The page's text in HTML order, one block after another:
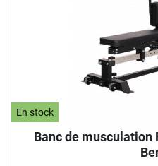
En stock
Banc de musculation